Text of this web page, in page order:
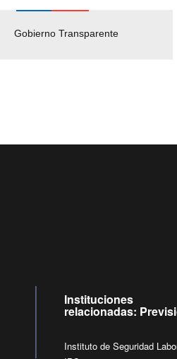
Gobierno Transparente
Instituciones
relacionadas:
Instituto de Seguridad